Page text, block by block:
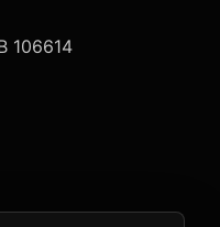
106614